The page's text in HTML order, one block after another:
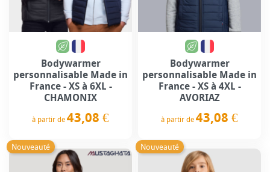
Bodywarmer
personnalisable Made in
France - XS à 6XL -
CHAMONIX
à partir de 43,08 €
Bodywarmer
personnalisable Made in
France - XS à 4XL -
AVORIAZ
à partir de 43,08 €
Nouveauté Nouveauté